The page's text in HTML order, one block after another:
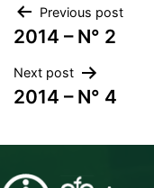
Navigation
de
l’article
Previous post
2014 – N° 2
Next post
2014 – N° 4